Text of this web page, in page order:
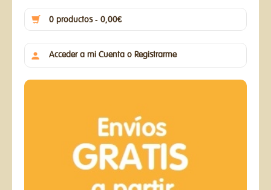
0 productos - 0,00€
Acceder a mi Cuenta o Registrarme